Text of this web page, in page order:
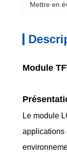
Mettre en
Module
Le module
applications